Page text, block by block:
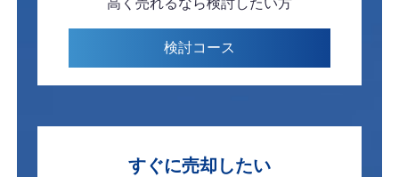
検討コース
すぐに売却したい